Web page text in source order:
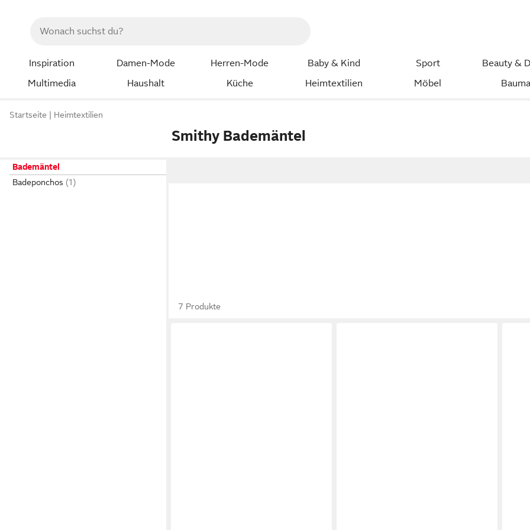
Inspiration Damen-Mode Herren-Mode Baby & Kind Sport
Beauty &
Multimedia
Haushalt Küche Heimtextilien Möbel
Startseite Heimtextilien
Smithy Bademäntel
Bademäntel
Badeponchos
7 Produkte